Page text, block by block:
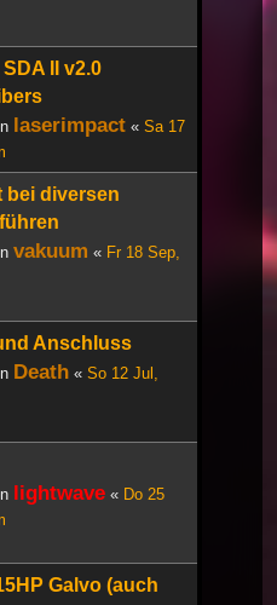
II v2.0
laserimpact « Sa 17
bei diversen
vakuum « Fr 18 Sep,
Anschluss
Death « So 12 Jul,
lightwave « Do 25
Galvo (auch